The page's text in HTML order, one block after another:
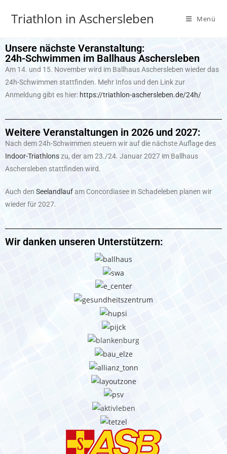
Triathlon in Aschersleben Menü
Unsere nächste Veranstaltung:
24h-Schwimmen im Ballhaus Aschersleben
Am 14. und 15. November wird im Ballhaus Aschersleben wieder das
24h-Schwimmen stattfinden. Mehr Infos und den Link zur
Anmeldung gibt es hier: https://triathlon-aschersleben.de/24h/
Weitere Veranstaltungen in 2026 und 2027:
Nach dem 24h-Schwimmen steuern wir auf die nächste Auflage des
Indoor-Triathlonszu, der am 23./24. Januar 2027 im Ballhaus
Aschersleben stattfinden wird.
Auch den Seelandlaufam Concordiasee in Schadeleben planen wir
wieder für 2027.
Wir danken unseren Unterstützern: